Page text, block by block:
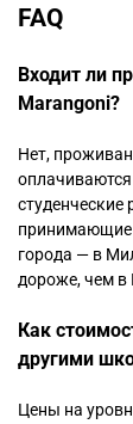
FAQ
Входит ли
Marangoni?
Нет,
студенческие
принимающие
города — в
дороже, чем
Как
другими
Цены на